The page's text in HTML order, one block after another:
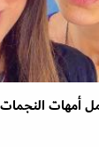
أمهات